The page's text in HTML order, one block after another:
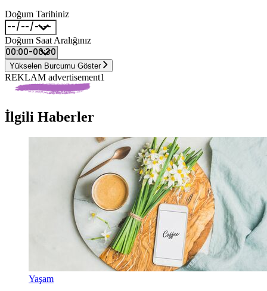
Doğum Tarihiniz
Doğum Saat Aralığınız
Yükselen Burcumu Göster
REKLAM advertisement1
İlgili Haberler
Yaşam